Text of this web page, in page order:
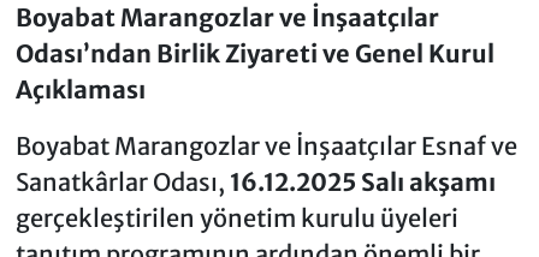
Boyabat Marangozlar ve İnşaatçılar
Odası’ndan Birlik Ziyareti ve Genel Kurul
Açıklaması
Boyabat Marangozlar ve İnşaatçılar Esnaf ve
Sanatkârlar Odası, 16.12.2025 Salı akşamı
gerçekleştirilen yönetim kurulu üyeleri